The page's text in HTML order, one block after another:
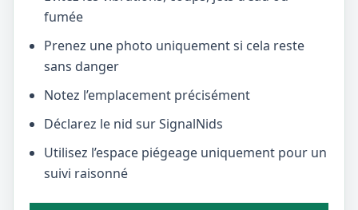
fumée
Prenez une photo uniquement si cela reste
sans danger
Notez l’emplacement précisément
Déclarez le nid sur SignalNids
Utilisez l’espace piégeage uniquement pour un
suivi raisonné